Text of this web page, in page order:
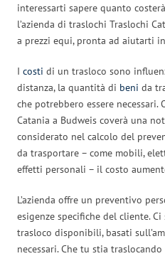
interessarti sapere quanto
l’azienda di traslochi Traslochi
a prezzi equi, pronta ad aiutarti
I costi di un trasloco sono
distanza, la quantità di beni da
che potrebbero essere necessari.
Catania a Budweis coverà una
considerato nel calcolo del
da trasportare – come mobili,
effetti personali – il costo
L’azienda offre un preventivo
esigenze specifiche del cliente.
trasloco disponibili, basati
necessari. Che tu stia